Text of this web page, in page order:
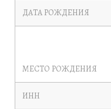
ДАТА РОЖДЕНИЯ
МЕСТО РОЖДЕНИЯ
ИНН